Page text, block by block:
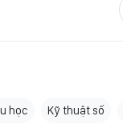
học Kỹ thuật số